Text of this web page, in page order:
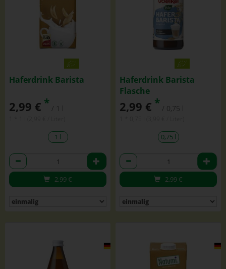
Haferdrink Barista
2,99 € * / 1 l
1 l
Anzahl
2,99€
Haferdrink Barista
Flasche
2,99 € * / 0,75 l
0,75 l
Anzahl
2,99€